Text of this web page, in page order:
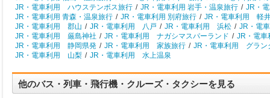
JR・電車利用 ハウステンボス旅行 / JR・電車利用 岩手・温泉旅行 / JR・
JR・電車利用 青森・温泉旅行 / JR・電車利用 別府旅行 / JR・電車利用 軽
JR・電車利用 郡山 / JR・電車利用 八戸 / JR・電車利用 浜松 / JR・電
JR・電車利用 厳島神社 / JR・電車利用 ナガシマスパーランド / JR・電
JR・電車利用 静岡県発 / JR・電車利用 家族旅行 / JR・電車利用 グラン
JR・電車利用 山梨 / JR・電車利用 水上温泉
他のバス・列車・飛行機・クルーズ・タクシーを見る